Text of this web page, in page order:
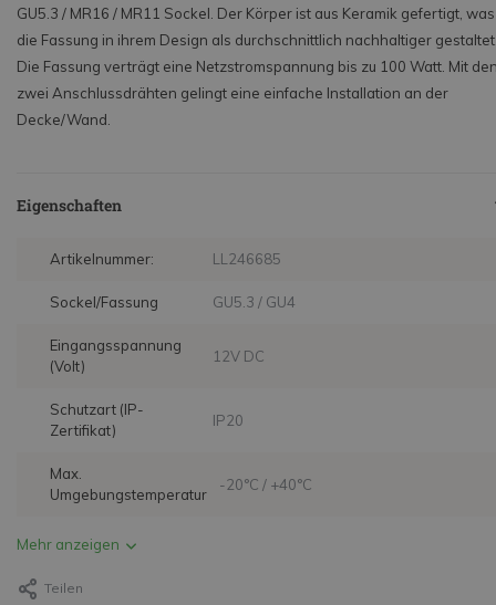
GU5.3 / MR16 / MR11 Sockel. Der Körper ist aus Keramik gefertigt, was
die Fassung in ihrem Design als durchschnittlich nachhaltiger
Die Fassung verträgt eine Netzstromspannung bis zu 100 Watt. Mit
zwei Anschlussdrähten gelingt eine einfache Installation an der
Decke/Wand.
Eigenschaften
Artikelnummer: LL246685
Sockel/Fassung GU5.3 / GU4
Eingangsspannung
(Volt)
12V DC
Schutzart (IP-
Zertifikat)
IP20
Max.
Umgebungstemperatur
-20°C / +40°C
Mehr anzeigen
Teilen